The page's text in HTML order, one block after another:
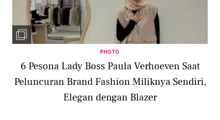
PHOTO
6 Pesona Lady Boss Paula Verhoeven Saat
Peluncuran Brand Fashion Miliknya Sendiri,
Elegan dengan Blazer